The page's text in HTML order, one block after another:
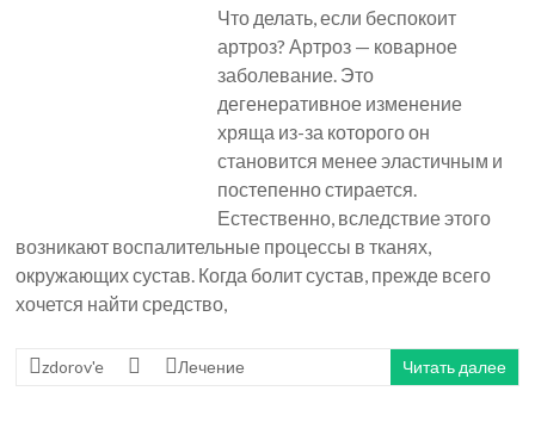
Что делать, если беспокоит
артроз? Артроз — коварное
заболевание. Это
дегенеративное изменение
хряща из-за которого он
становится менее эластичным и
постепенно стирается.
Естественно, вследствие этого
возникают воспалительные процессы в тканях,
окружающих сустав. Когда болит сустав, прежде всего
хочется найти средство,
zdorov'e Лечение Читать далее